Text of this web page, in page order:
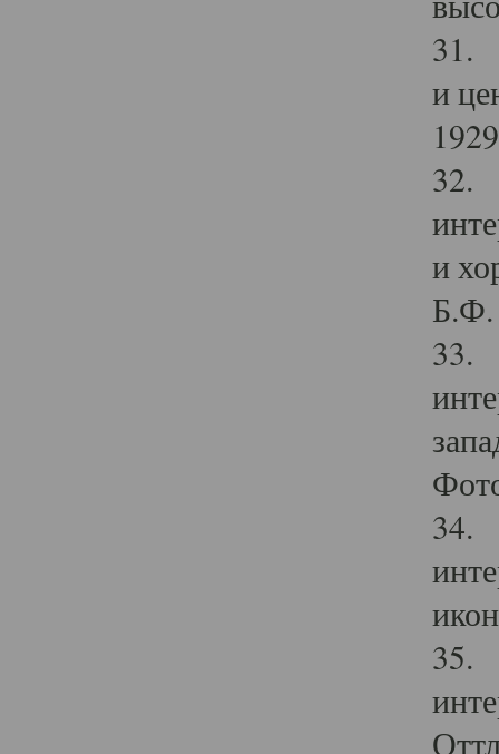
31.
и
32.
и
Б.Ф.
33.
34.
35.